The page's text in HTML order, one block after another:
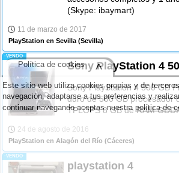
(Skype: ibaymart)
11 de marzo de 2017
PlayStation en Sevilla (Sevilla)
-VENDO-
Sony PlayStation 4
Sony PlayStation 4 500 GB
duro de 500 GB procesador
TFLOPS 8 GB de RAM
24 de agosto de 2016
PlayStation en Alagón del Río (Cáceres)
-VENDO-
playstation 4
Este sitio web utiliza cookies propias y de
navegación, adaptarse a tus preferencias y
continuar navegando aceptas nuestrapolítica de
Política de cookies ^